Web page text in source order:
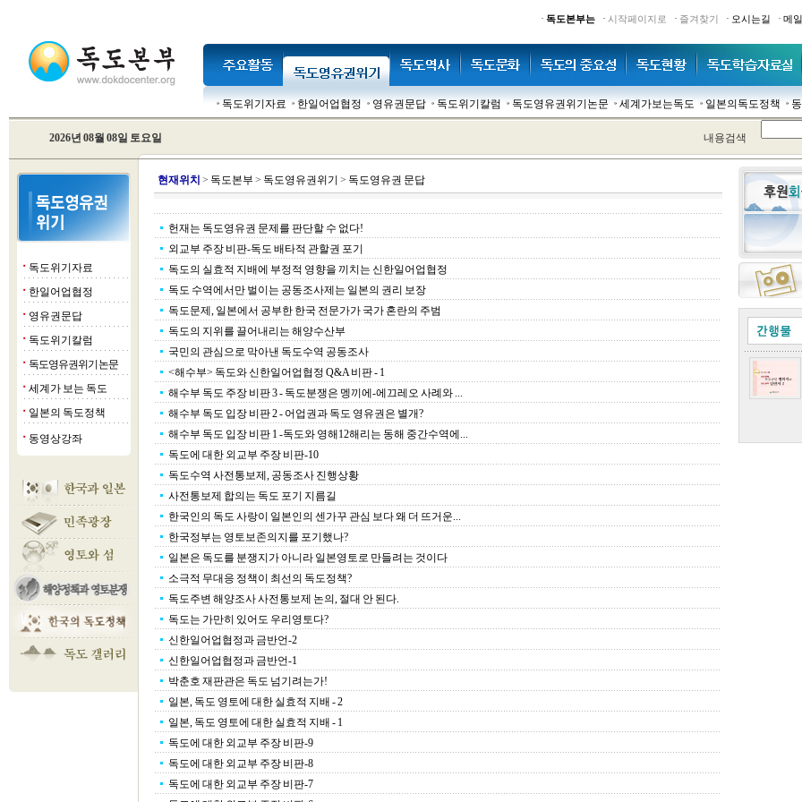
· 독도본부는 · 시작페이지로 · 즐겨찾기 · 오시는길 · 메
독도위기자료 한일어업협정 영유권문답 독도위기칼럼 독도영유권위기논문 세계가보는독도 일본의독도정책
2026년 08월 08일 토요일 내용검색
■ 독도위기자료
■ 한일어업협정
■ 영유권문답
■ 독도위기칼럼
■ 독도영유권위기 논문
■ 세계가 보는 독도
■ 일본의 독도정책
■ 동영상강좌
현재위치 > 독도본부 > 독도영유권위기 > 독도영유권 문답
헌재는 독도영유권 문제를 판단할 수 없다!
외교부 주장 비판-독도 배타적 관할권 포기
독도의 실효적 지배에 부정적 영향을 끼치는 신한일어업협정
독도 수역에서만 벌이는 공동조사제는 일본의 권리 보장
독도문제, 일본에서 공부한 한국 전문가가 국가 혼란의 주범
독도의 지위를 끌어내리는 해양수산부
국민의 관심으로 막아낸 독도수역 공동조사
<해수부> 독도와 신한일어업협정 Q&A 비판 - 1
해수부 독도 주장 비판 3 - 독도분쟁은 멩끼에-에끄레오 사례와 ...
해수부 독도 입장 비판 2 - 어업권과 독도 영유권은 별개?
해수부 독도 입장 비판 1 -독도와 영해12해리는 동해 중간수역에...
독도에 대한 외교부 주장 비판-10
독도수역 사전통보제, 공동조사 진행상황
사전통보제 합의는 독도 포기 지름길
한국인의 독도 사랑이 일본인의 센가꾸 관심 보다 왜 더 뜨거운...
한국정부는 영토보존의지를 포기했나?
일본은 독도를 분쟁지가 아니라 일본영토로 만들려는 것이다
소극적 무대응 정책이 최선의 독도정책?
독도주변 해양조사 사전통보제 논의, 절대 안 된다.
독도는 가만히 있어도 우리영토다?
신한일어업협정과 금반언-2
신한일어업협정과 금반언-1
박춘호 재판관은 독도 넘기려는가!
일본, 독도 영토에 대한 실효적 지배 - 2
일본, 독도 영토에 대한 실효적 지배 - 1
독도에 대한 외교부 주장 비판-9
독도에 대한 외교부 주장 비판-8
독도에 대한 외교부 주장 비판-7